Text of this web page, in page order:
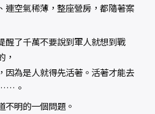
連空氣稀薄，整座營房，都隨著案
醒了千萬不要說到軍人就想到戰
，
因為是人就得先活著。活著才能去
。
不明的一個問題。